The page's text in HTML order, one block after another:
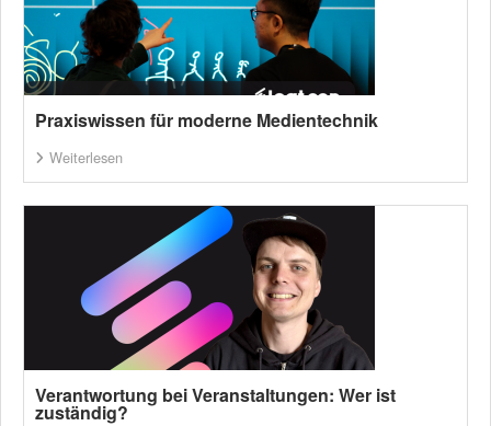
Praxiswissen für moderne Medientechnik
Weiterlesen
Verantwortung bei Veranstaltungen: Wer ist
zuständig?